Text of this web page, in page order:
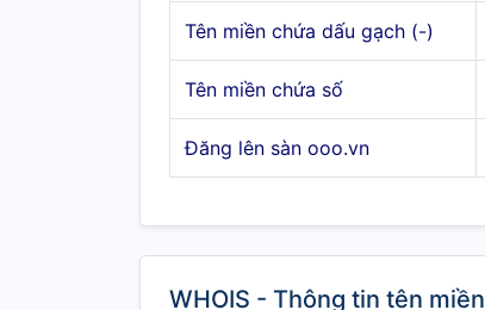
Tên miền chứa dấu gạch (-)
Tên miền chứa số
Đăng lên sàn ooo.vn
WHOIS - Thông tin tên miền